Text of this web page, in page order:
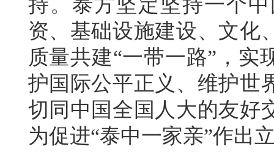
持。泰方坚定坚持一个
资、基础设施建设、文化
质量共建“一带一路”，实
护国际公平正义、维护世
切同中国全国人大的友好
为促进“泰中一家亲”作出